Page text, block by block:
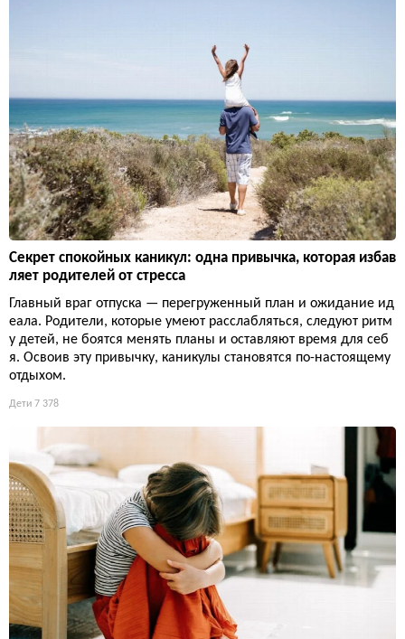
Секрет спокойных каникул: одна привычка, которая избав
ляет родителей от стресса
Главный враг отпуска — перегруженный план и ожидание ид
еала. Родители, которые умеют расслабляться, следуют ритм
у детей, не боятся менять планы и оставляют время для себ
я. Освоив эту привычку, каникулы становятся по-настоящему
отдыхом.
Дети 7 378